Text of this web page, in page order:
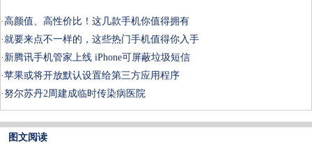
·高颜值、高性价比！这几款手机你值得拥有
·就要来点不一样的，这些热门手机值得你入手
· 新腾讯手机管家上线 iPhone可屏蔽垃圾短信
·苹果或将开放默认设置给第三方应用程序
·努尔苏丹2周建成临时传染病医院
图文阅读